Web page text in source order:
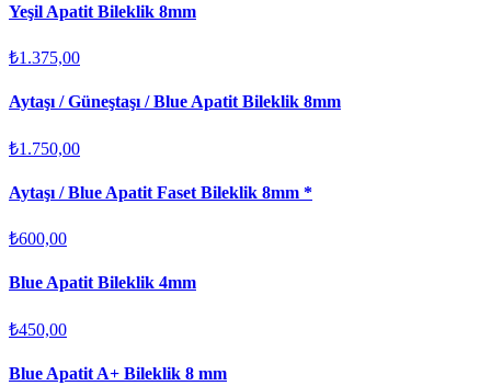
Yeşil Apatit Bileklik 8mm
₺1.375,00
Aytaşı / Güneştaşı / Blue Apatit Bileklik 8mm
₺1.750,00
Aytaşı / Blue Apatit Faset Bileklik 8mm *
₺600,00
Blue Apatit Bileklik 4mm
₺450,00
Blue Apatit A+ Bileklik 8 mm